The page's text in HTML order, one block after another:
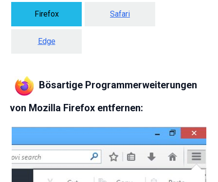
Firefox Safari
Edge
Bösartige Programmerweiterungen
von Mozilla Firefox entfernen: